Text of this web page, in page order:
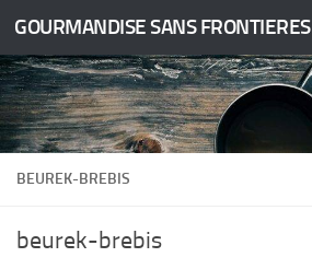
Skip to content
GOURMANDISE SANS FRONTIERES
BEUREK-BREBIS
beurek-brebis